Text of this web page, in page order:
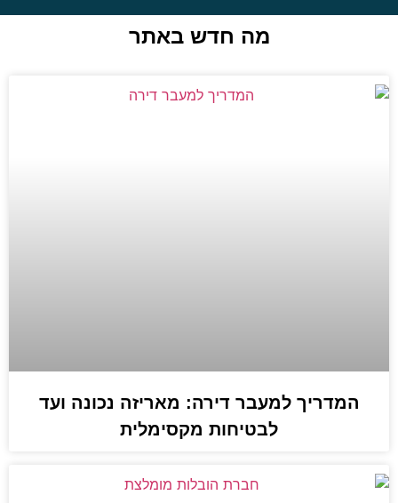
מה חדש באתר
המדריך למעבר דירה: מאריזה נכונה ועד
לבטיחות מקסימלית